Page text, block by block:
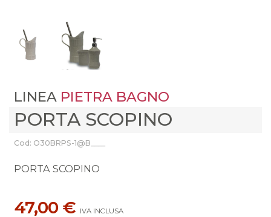
LINEA PIETRA BAGNO
PORTA SCOPINO
Cod: O30BRPS-1@B____
PORTA SCOPINO
47,00 € IVA INCLUSA